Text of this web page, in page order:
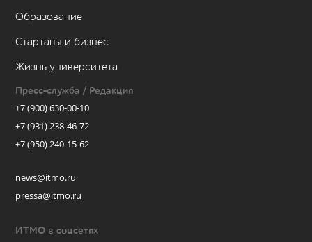
Образование
Стартапы и бизнес
Жизнь университета
Пресс-служба / Редакция
+7 (900) 630-00-10
+7 (931) 238-46-72
+7 (950) 240-15-62
news@itmo.ru
pressa@itmo.ru
ИТМО в соцсетях